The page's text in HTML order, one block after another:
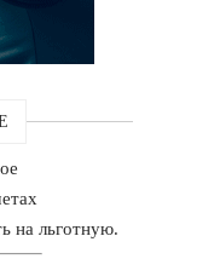
на льготную.